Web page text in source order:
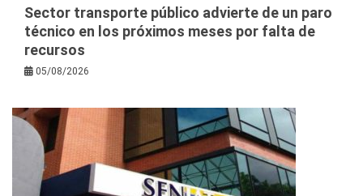
Sector transporte público advierte de un paro
técnico en los próximos meses por falta de
recursos
05/08/2026